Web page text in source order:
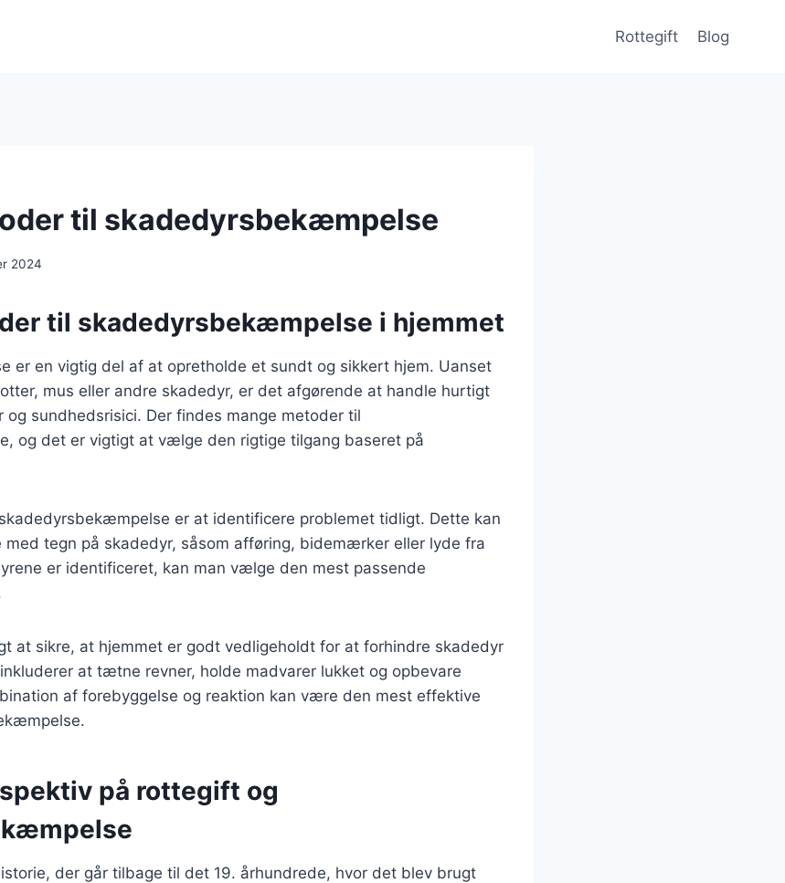
Rottegift Blog
til skadedyrsbekæmpelse
2024
til skadedyrsbekæmpelse i hjemmet
er en vigtig del af at opretholde et sundt og sikkert hjem. Uanset
mus eller andre skadedyr, er det afgørende at handle hurtigt
og sundhedsrisici. Der findes mange metoder til
og det er vigtigt at vælge den rigtige tilgang baseret på
er at identificere problemet tidligt. Dette kan
med tegn på skadedyr, såsom afføring, bidemærker eller lyde fra
er identificeret, kan man vælge den mest passende
at sikre, at hjemmet er godt vedligeholdt for at forhindre skadedyr
at tætne revner, holde madvarer lukket og opbevare
af forebyggelse og reaktion kan være den mest effektive
på rottegift og
der går tilbage til det 19. århundrede, hvor det blev brugt